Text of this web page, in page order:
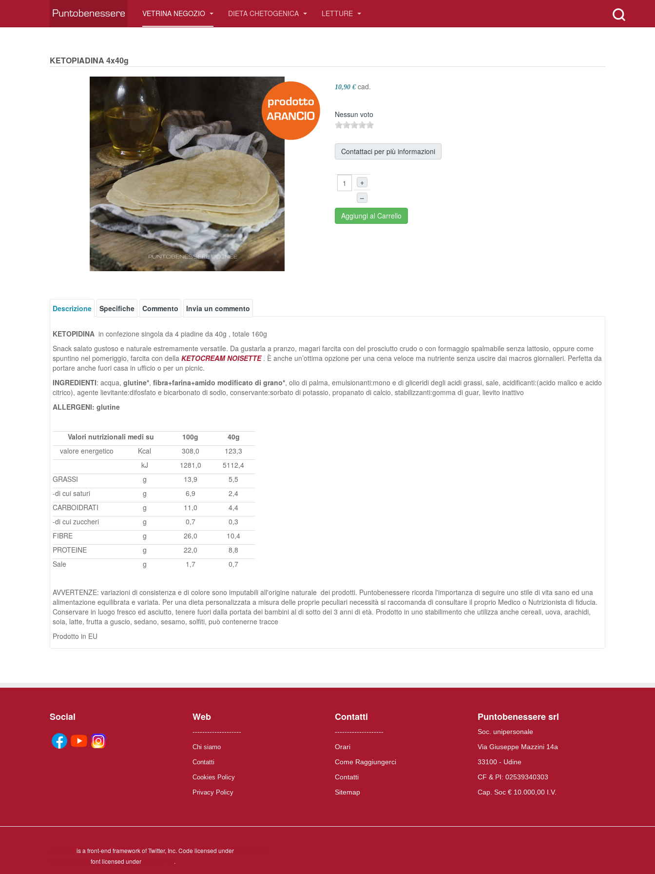
VETRINA NEGOZIO DIETA CHETOGENICA LETTURE
KETOPIADINA 4x40g
10,90 € cad.
Nessun voto
Contattaci per più informazioni
+
–
Aggiungi al Carrello
Descrizione Specifiche Commento Invia un commento
KETOPIDINA in confezione singola da 4 piadine da 40g , totale 160g
Snack salato gustoso e naturale estremamente versatile. Da gustarla a pranzo, magari farcita con del prosciutto crudo o con formaggio spalmabile senza lattosio, oppure come
spuntino nel pomeriggio, farcita con della KETOCREAM NOISETTE. È anche un’ottima opzione per una cena veloce ma nutriente senza uscire dai macros giornalieri. Perfetta da
portare anche fuori casa in ufficio o per un picnic.
INGREDIENTI: acqua, glutine*, fibra+farina+amido modificato di grano*, olio di palma, emulsionanti:mono e di gliceridi degli acidi grassi, sale, acidificanti:(acido malico e acido
citrico), agente lievitante:difosfato e bicarbonato di sodio, conservante:sorbato di potassio, propanato di calcio, stabilizzanti:gomma di guar, lievito inattivo
ALLERGENI: glutine
Valori nutrizionali medi su 100g
40g
valore energetico
Kcal 308,0
123,3
kJ
1281,0
5112,4
GRASSI
g 13,9
5,5
-di cui saturi
g 6,9
2,4
CARBOIDRATI
g 11,0
4,4
-di cui zuccheri
g 0,7
0,3
FIBRE
g 26,0
10,4
PROTEINE
g 22,0
8,8
Sale
g 1,7 0,7
AVVERTENZE: variazioni di consistenza e di colore sono imputabili all'origine naturale dei prodotti. Puntobenessere ricorda l'importanza di seguire uno stile di vita sano ed una
alimentazione equilibrata e variata. Per una dieta personalizzata a misura delle proprie peculiari necessità si raccomanda di consultare il proprio Medico o Nutrizionista di fiducia.
Conservare in luogo fresco ed asciutto, tenere fuori dalla portata dei bambini al di sotto dei 3 anni di età. Prodotto in uno stabilimento che utilizza anche cereali, uova, arachidi,
soia, latte, frutta a guscio, sedano, sesamo, solfiti, può contenerne tracce
Prodotto in EU
Social Web
--------------------
Chi siamo
Contatti
Cookies Policy
Privacy Policy
Contatti
--------------------
Orari
Come Raggiungerci
Contatti
Sitemap
Puntobenessere srl
Soc. unipersonale
Via Giuseppe Mazzini 14a
33100 - Udine
CF & PI: 02539340303
Cap. Soc € 10.000,00 I.V.
is a front-end framework of Twitter, Inc. Code licensed under
font licensed under .